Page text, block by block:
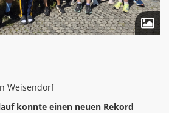
Weisendorf
konnte einen neuen Rekord